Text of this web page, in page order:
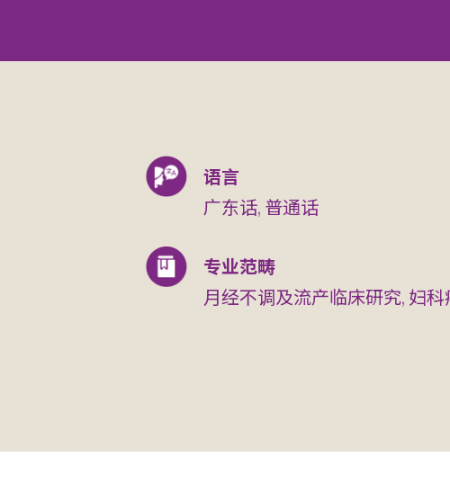
语言
广东话, 普通话
专业范畴
月经不调及流产临床研究, 妇